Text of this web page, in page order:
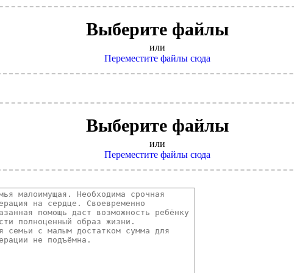
Выберите файлы
или
Переместите файлы сюда
Выберите файлы
или
Переместите файлы сюда